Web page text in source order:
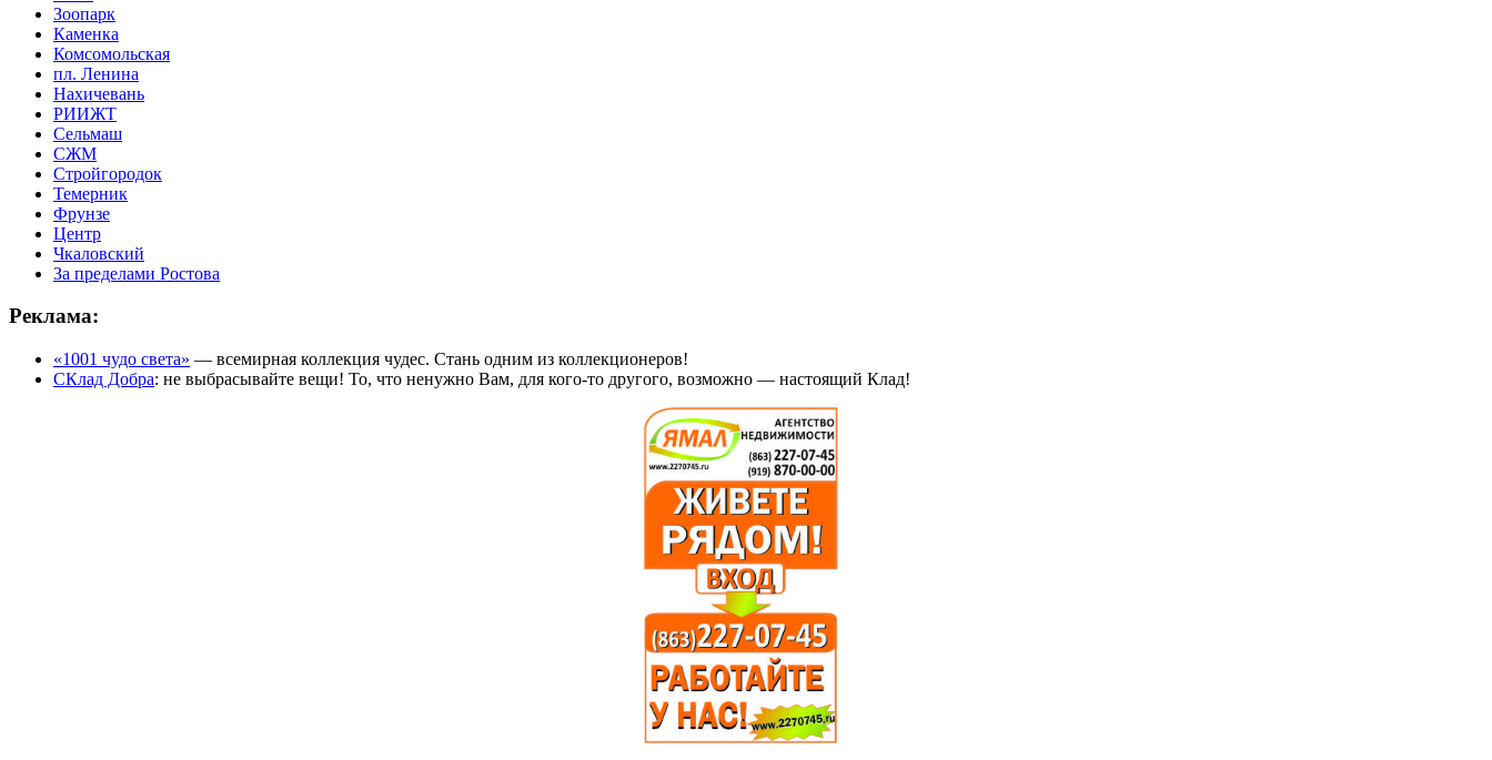
Зоопарк
Каменка
Комсомольская
пл. Ленина
Нахичевань
РИИЖТ
Сельмаш
СЖМ
Стройгородок
Темерник
Фрунзе
Центр
Чкаловский
За пределами Ростова
Реклама:
«1001 чудо света» — всемирная коллекция чудес. Стань одним из коллекционеров!
СКлад Добра: не выбрасывайте вещи! То, что ненужно Вам, для кого-то другого, возможно — настоящий Клад!